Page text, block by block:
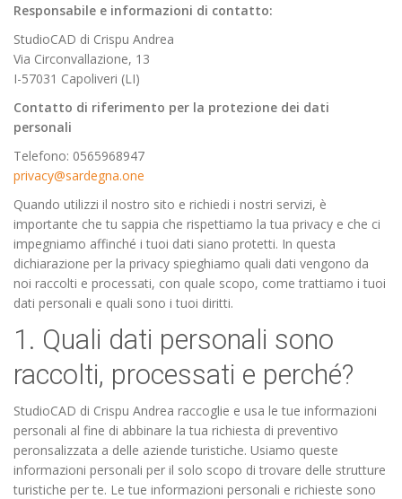
Responsabile e informazioni di contatto:
StudioCAD di Crispu Andrea
Via Circonvallazione, 13
I-57031 Capoliveri (LI)
Contatto di riferimento per la protezione dei dati
personali
Telefono: 0565968947
privacy@sardegna.one
Quando utilizzi il nostro sito e richiedi i nostri servizi, è
importante che tu sappia che rispettiamo la tua privacy e che ci
impegniamo affinché i tuoi dati siano protetti. In questa
dichiarazione per la privacy spieghiamo quali dati vengono da
noi raccolti e processati, con quale scopo, come trattiamo i tuoi
dati personali e quali sono i tuoi diritti.
1. Quali dati personali sono
raccolti, processati e perché?
StudioCAD di Crispu Andrea raccoglie e usa le tue informazioni
personali al fine di abbinare la tua richiesta di preventivo
peronsalizzata a delle aziende turistiche. Usiamo queste
informazioni personali per il solo scopo di trovare delle strutture
turistiche per te. Le tue informazioni personali e richieste sono